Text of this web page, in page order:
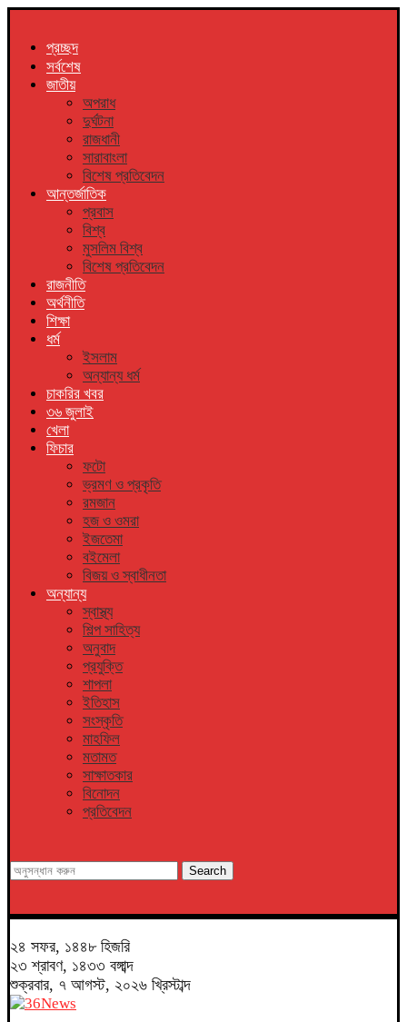
প্রচ্ছদ
সর্বশেষ
জাতীয়
অপরাধ
দুর্ঘটনা
রাজধানী
সারাবাংলা
বিশেষ প্রতিবেদন
আন্তর্জাতিক
প্রবাস
বিশ্ব
মুসলিম বিশ্ব
বিশেষ প্রতিবেদন
রাজনীতি
অর্থনীতি
শিক্ষা
ধর্ম
ইসলাম
অন্যান্য ধর্ম
চাকরির খবর
৩৬ জুলাই
খেলা
ফিচার
ফটো
ভ্রমণ ও প্রকৃতি
রমজান
হজ ও ওমরা
ইজতেমা
বইমেলা
বিজয় ও স্বাধীনতা
অন্যান্য
স্বাস্থ্য
শিল্প সাহিত্য
অনুবাদ
প্রযুক্তি
শাপলা
ইতিহাস
সংস্কৃতি
মাহফিল
মতামত
সাক্ষাতকার
বিনোদন
প্রতিবেদন
Search
২৪ সফর, ১৪৪৮ হিজরি
২৩ শ্রাবণ, ১৪৩৩ বঙ্গাব্দ
শুক্রবার, ৭ আগস্ট, ২০২৬ খ্রিস্টাব্দ